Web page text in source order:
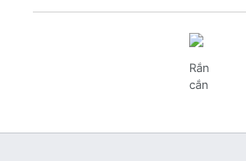
Rắn
cắn